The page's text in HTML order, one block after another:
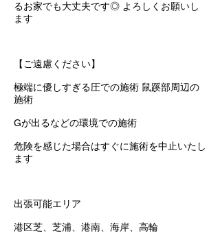
るお家でも大丈夫です◎ よろしくお願いし
ます
【ご遠慮ください】
極端に優しすぎる圧での施術 鼠蹊部周辺の
施術
Gが出るなどの環境での施術
危険を感じた場合はすぐに施術を中止いたし
ます
出張可能エリア
港区芝、芝浦、港南、海岸、高輪